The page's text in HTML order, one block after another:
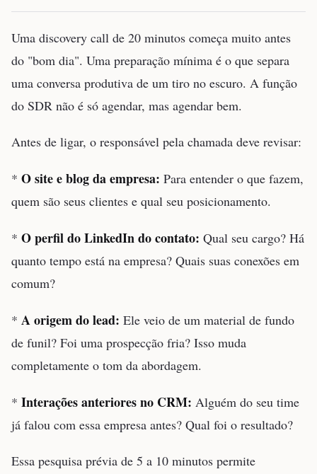
Uma discovery call de 20 minutos começa muito antes
do "bom dia". Uma preparação mínima é o que separa
uma conversa produtiva de um tiro no escuro. A função
do SDR não é só agendar, mas agendar bem.
Antes de ligar, o responsável pela chamada deve revisar:
* O site e blog da empresa: Para entender o que fazem,
quem são seus clientes e qual seu posicionamento.
* O perfil do LinkedIn do contato: Qual seu cargo? Há
quanto tempo está na empresa? Quais suas conexões em
comum?
* A origem do lead: Ele veio de um material de fundo
de funil? Foi uma prospecção fria? Isso muda
completamente o tom da abordagem.
* Interações anteriores no CRM: Alguém do seu time
já falou com essa empresa antes? Qual foi o resultado?
Essa pesquisa prévia de 5 a 10 minutos permite